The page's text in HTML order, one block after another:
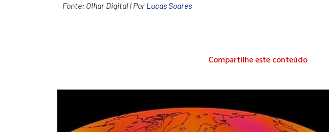
Fonte: Olhar Digital| Por Lucas Soares
Compartilhe este conteúdo